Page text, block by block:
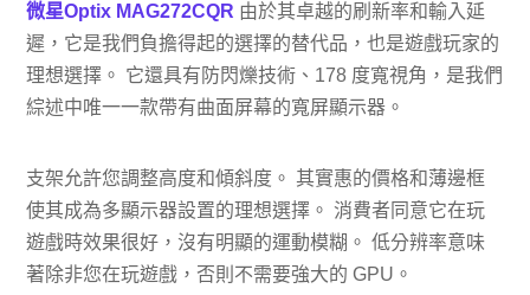
微星Optix MAG272CQR 由於其卓越的刷新率和輸入延
遲，它是我們負擔得起的選擇的替代品，也是遊戲玩家的
理想選擇。 它還具有防閃爍技術、178 度寬視角，是我們
綜述中唯一一款帶有曲面屏幕的寬屏顯示器。
支架允許您調整高度和傾斜度。 其實惠的價格和薄邊框
使其成為多顯示器設置的理想選擇。 消費者同意它在玩
遊戲時效果很好，沒有明顯的運動模糊。 低分辨率意味
著除非您在玩遊戲，否則不需要強大的 GPU。